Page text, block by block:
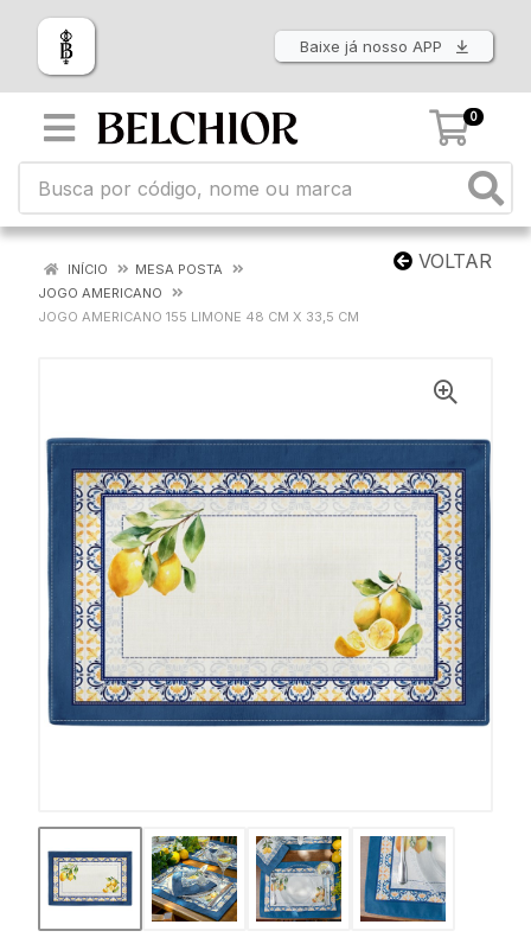
Baixe já nosso APP
0
VOLTAR
INÍCIO
MESA POSTA
JOGO AMERICANO
JOGO AMERICANO 155 LIMONE 48 CM X 33,5 CM